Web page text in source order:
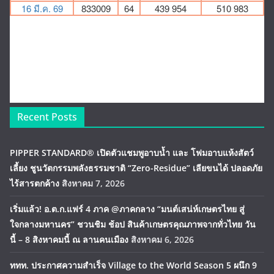
Recent Posts
PIPPER STANDARD® เปิดตัวแชมพูอาบน้ำ และ โฟมอาบแห้งสัตว์
เลี้ยง ชูนวัตกรรมพลังธรรมชาติ “Zero-Residue” เลียขนได้ ปลอดภัย
ไร้สารตกค้าง สิงหาคม 7, 2026
เริ่มแล้ว! อ.ต.ก.แฟร์ 4 ภาค @ภาคกลาง “มนต์เสน่ห์เกษตรไทย สู่
ใจกลางมหานคร” ชวนชิม ช้อป สินค้าเกษตรคุณภาพจากทั่วไทย วัน
นี้ – 8 สิงหาคมนี้ ณ ลานคนเมือง สิงหาคม 6, 2026
ททท. ประกาศความสำเร็จ Village to the World Season 5 ผนึก 9